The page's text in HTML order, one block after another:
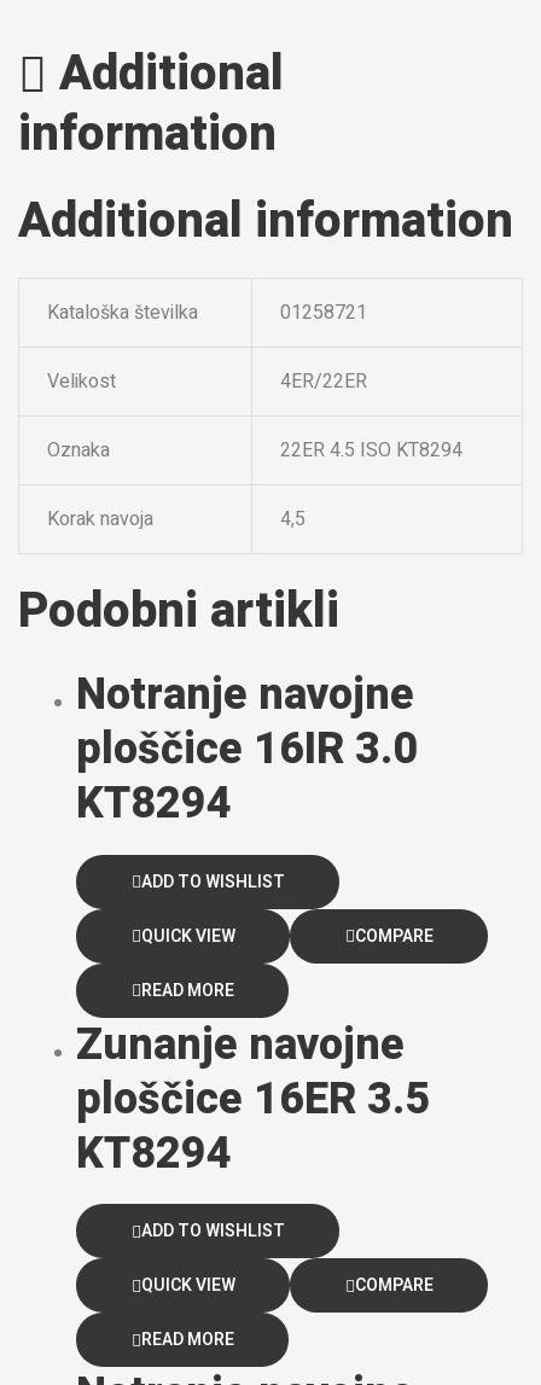
Additional
information
Additional information
Kataloška številka 01258721
Velikost 4ER/22ER
Oznaka 22ER 4.5 ISO KT8294
Korak navoja 4,5
Podobni artikli
Notranje navojne
ploščice 16IR 3.0
KT8294
ADD TO WISHLIST
QUICK VIEW COMPARE
READ MORE
Zunanje navojne
ploščice 16ER 3.5
KT8294
ADD TO WISHLIST
QUICK VIEW COMPARE
READ MORE